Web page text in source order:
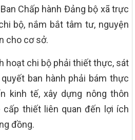
Chấp hành Đảng bộ xã trực
bộ, nắm bắt tâm tư, nguyện
cho cơ sở.
hoạt chi bộ phải thiết thực, sát
ban hành phải bám thực
kinh tế, xây dựng nông thôn
thiết liên quan đến lợi ích
đồng.